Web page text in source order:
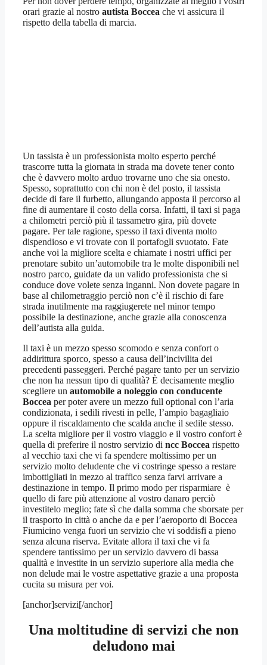
orari grazie al nostro autista Boccea che vi assicura il
rispetto della tabella di marcia.
Un tassista è un professionista molto esperto perché
trascorre tutta la giornata in strada ma dovete tener conto
che è davvero molto arduo trovarne uno che sia onesto.
Spesso, soprattutto con chi non è del posto, il tassista
decide di fare il furbetto, allungando apposta il percorso al
fine di aumentare il costo della corsa. Infatti, il taxi si paga
a chilometri perciò più il tassametro gira, più dovete
pagare. Per tale ragione, spesso il taxi diventa molto
dispendioso e vi trovate con il portafogli svuotato. Fate
anche voi la migliore scelta e chiamate i nostri uffici per
prenotare subito un’automobile tra le molte disponibili nel
nostro parco, guidate da un valido professionista che si
conduce dove volete senza inganni. Non dovete pagare in
base al chilometraggio perciò non c’è il rischio di fare
strada inutilmente ma raggiugerete nel minor tempo
possibile la destinazione, anche grazie alla conoscenza
dell’autista alla guida.
Il taxi è un mezzo spesso scomodo e senza confort o
addirittura sporco, spesso a causa dell’incivilita dei
precedenti passeggeri. Perché pagare tanto per un servizio
che non ha nessun tipo di qualità? È decisamente meglio
scegliere un automobile a noleggio con conducente
Boccea per poter avere un mezzo full optional con l’aria
condizionata, i sedili rivesti in pelle, l’ampio bagagliaio
oppure il riscaldamento che scalda anche il sedile stesso.
La scelta migliore per il vostro viaggio e il vostro confort è
quella di preferire il nostro servizio di ncc Boccea rispetto
al vecchio taxi che vi fa spendere moltissimo per un
servizio molto deludente che vi costringe spesso a restare
imbottigliati in mezzo al traffico senza farvi arrivare a
destinazione in tempo. Il primo modo per risparmiare è
quello di fare più attenzione al vostro danaro perciò
investitelo meglio; fate sì che dalla somma che sborsate per
il trasporto in città o anche da e per l’aeroporto di Boccea
Fiumicino venga fuori un servizio che vi soddisfi a pieno
senza alcuna riserva. Evitate allora il taxi che vi fa
spendere tantissimo per un servizio davvero di bassa
qualità e investite in un servizio superiore alla media che
non delude mai le vostre aspettative grazie a una proposta
cucita su misura per voi.
[anchor]servizi[/anchor]
Una moltitudine di servizi che non
deludono mai